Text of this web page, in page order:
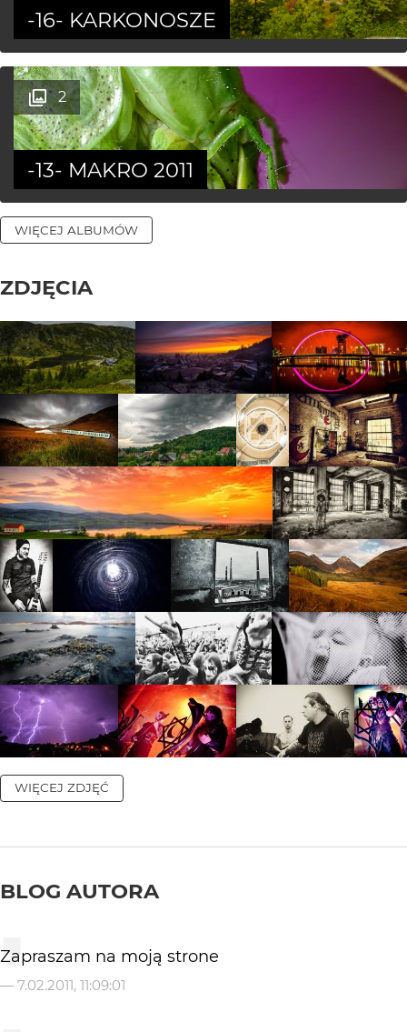
-16- KARKONOSZE
2
-13- MAKRO 2011
WIĘCEJ ALBUMÓW
ZDJĘCIA
WIĘCEJ ZDJĘĆ
BLOG AUTORA
Zapraszam na moją strone
— 7.02.2011, 11:09:01